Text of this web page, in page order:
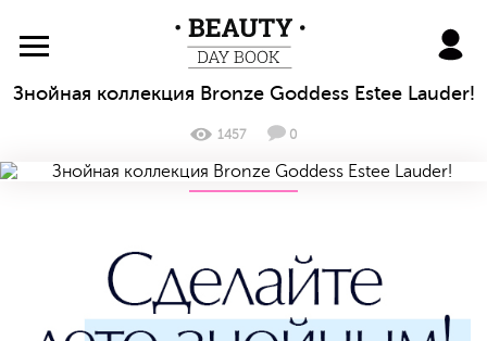
BeautyDayBook
Знойная коллекция Bronze Goddess Estee Lauder!
1457 0